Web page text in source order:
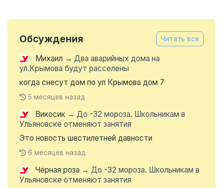
Обсуждения Читать все
Михаил → Два аварийных дома на
ул.Крымова будут расселены
когда снесут дом по ул Крымова дом 7
5 месяцев назад
Викосик → До -32 мороза. Школьникам в
Ульяновске отменяют занятия
Это новость шестилетней давности
6 месяцев назад
Чёрная роза → До -32 мороза. Школьникам в
Ульяновске отменяют занятия